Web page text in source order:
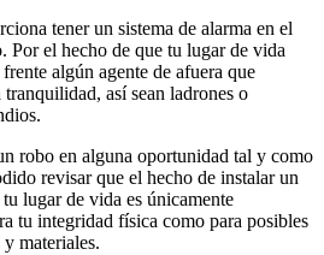
tener un sistema de alarma en el
Por el hecho de que tu lugar de vida
algún agente de afuera que
así sean ladrones o
robo en alguna oportunidad tal y como
revisar que el hecho de instalar un
lugar de vida es únicamente
tu integridad física como para posibles
materiales.